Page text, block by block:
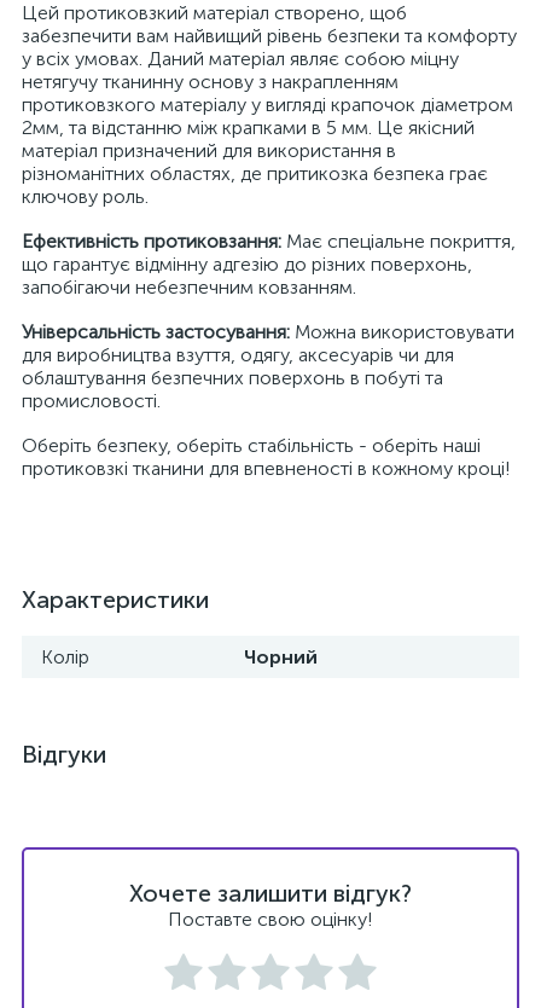
Цей протиковзкий матеріал створено, щоб
забезпечити вам найвищий рівень безпеки та комфорту
у всіх умовах. Даний матеріал являє собою міцну
нетягучу тканинну основу з накрапленням
протиковзкого матеріалу у вигляді крапочок діаметром
2мм, та відстанню між крапками в 5 мм. Це якісний
матеріал призначений для використання в
різноманітних областях, де притикозка безпека грає
ключову роль.
Ефективність протиковзання: Має спеціальне покриття,
що гарантує відмінну адгезію до різних поверхонь,
запобігаючи небезпечним ковзанням.
Універсальність застосування: Можна використовувати
для виробництва взуття, одягу, аксесуарів чи для
облаштування безпечних поверхонь в побуті та
промисловості.
Оберіть безпеку, оберіть стабільність - оберіть наші
протиковзкі тканини для впевненості в кожному кроці!
Характеристики
Колір Чорний
Відгуки
Хочете залишити відгук?
Поставте свою оцінку!